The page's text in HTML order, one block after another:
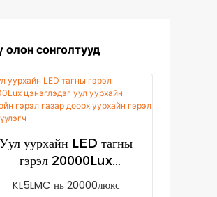
олон сонголтууд
Уул уурхайн LED тагны
гэрэл 20000Lux
цэнэглэдэг уул уурхайн
KL5LMC нь 20000люкс